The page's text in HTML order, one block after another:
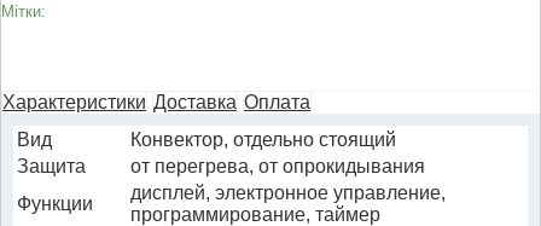
Мітки:
Характеристики Доставка Оплата
Вид
Конвектор, отдельно стоящий
Защита
от перегрева, от опрокидывания
Функции
дисплей, электронное управление,
программирование, таймер